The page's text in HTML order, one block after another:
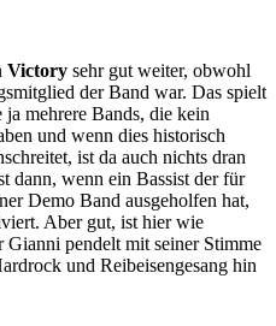
Victory sehr gut weiter, obwohl
der Band war. Das spielt
mehrere Bands, die kein
und wenn dies historisch
ist da auch nichts dran
dann, wenn ein Bassist der für
Demo Band ausgeholfen hat,
Aber gut, ist hier wie
pendelt mit seiner Stimme
und Reibeisengesang hin